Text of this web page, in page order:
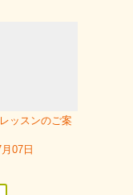
ッスンのご案
07日